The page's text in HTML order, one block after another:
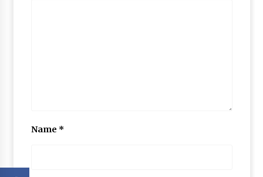
Name *